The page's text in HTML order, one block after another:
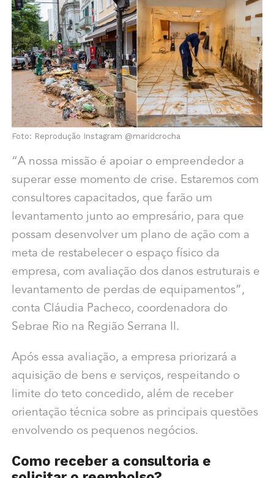
Foto: Reprodução Instagram @maridcrocha
“A nossa missão é apoiar o empreendedor a
superar esse momento de crise. Estaremos com
consultores capacitados, que farão um
levantamento junto ao empresário, para que
possam desenvolver um plano de ação com a
meta de restabelecer o espaço físico da
empresa, com avaliação dos danos estruturais e
levantamento de perdas de equipamentos”,
conta Cláudia Pacheco, coordenadora do
Sebrae Rio na Região Serrana II.
Após essa avaliação, a empresa priorizará a
aquisição de bens e serviços, respeitando o
limite do teto concedido, além de receber
orientação técnica sobre as principais questões
envolvendo os pequenos negócios.
Como receber a consultoria e